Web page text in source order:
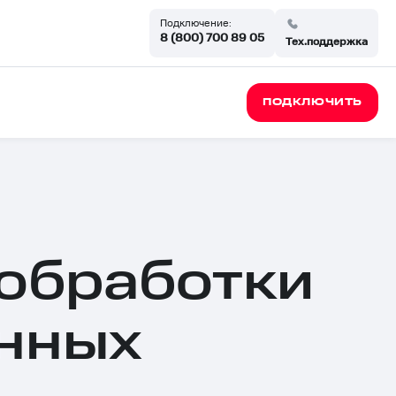
Подключение:
8 (800) 700 89 05 Тех.поддержка
ПОДКЛЮЧИТЬ